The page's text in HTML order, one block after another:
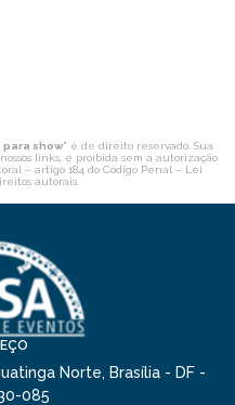
para show" é de direito reservado. Sua
links, é proibida sem a autorização
– artigo 184 do Código Penal – Lei
autorais
Norte, Brasília - DF -
085